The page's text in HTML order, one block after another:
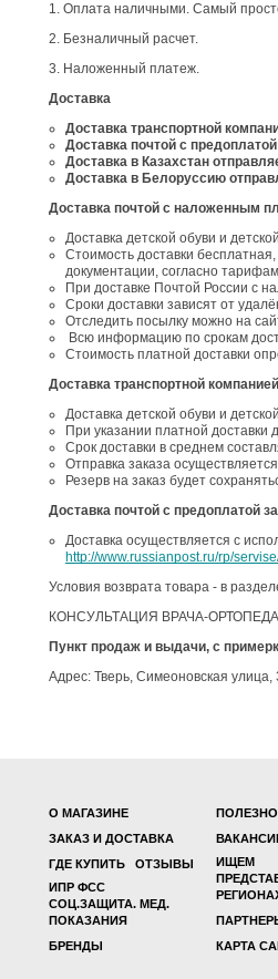
1. Оплата наличными. Самый
2. Безналичный расчет.
3. Наложенный платеж.
Доставка
Доставка транспортной
Доставка почтой с
Доставка в Казахстан
Доставка в Белоруссию
Доставка почтой с наложенным
Доставка детской обуви и
Стоимость доставки
документации, согласно
При доставке Почтой России с
Сроки доставки зависят от
Отследить посылку можно на
Всю информацию по срокам
Стоимость платной доставки
Доставка транспортной
Доставка детской обуви и
При указании платной доставки
Срок доставки в среднем
Отправка заказа
Резерв на заказ будет
Доставка почтой с предоплатой
Доставка осуществляется с
http://www.russianpost.ru/rp/
Условия возврата товара - в
КОНСУЛЬТАЦИЯ ВРАЧА-ОРТОПЕДА
Пункт продаж и выдачи, с
Адрес: Тверь, Симеоновская улица,
О МАГАЗИНЕ
ЗАКАЗ И ДОСТАВКА
ГДЕ КУПИТЬ
ОТЗЫВЫ
ИПР ФСС
СОЦ.ЗАЩИТА. МЕД.
ПОКАЗАНИЯ
БРЕНДЫ
ИЩЕМ
КАРТА